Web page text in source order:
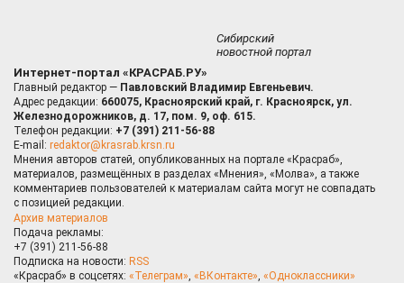
Сибирский
новостной портал
Интернет-портал «КРАСРАБ.РУ»
Главный редактор — Павловский Владимир Евгеньевич.
Адрес редакции: 660075, Красноярский край, г. Красноярск, ул.
Железнодорожников, д. 17, пом. 9, оф. 615.
Телефон редакции: +7 (391) 211-56-88
E-mail: redaktor@krasrab.krsn.ru
Мнения авторов статей, опубликованных на портале «Красраб»,
материалов, размещённых в разделах «Мнения», «Молва», а также
комментариев пользователей к материалам сайта могут не совпадать
с позицией редакции.
Архив материалов
Подача рекламы:
+7 (391) 211-56-88
Подписка на новости: RSS
«Красраб» в соцсетях: «Телеграм», «ВКонтакте», «Одноклассники»